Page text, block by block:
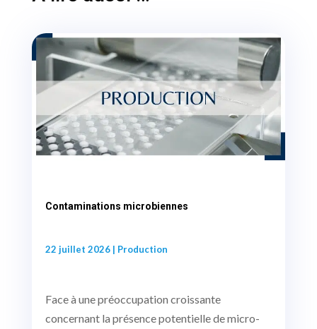
Contaminations microbiennes
22 juillet 2026| Production
Face à une préoccupation croissante
concernant la présence potentielle de micro-